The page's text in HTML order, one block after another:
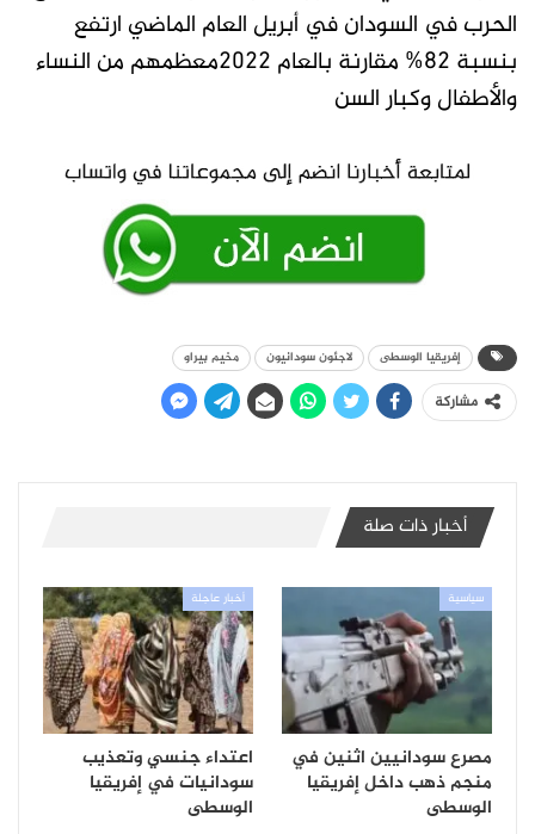
الحرب في السودان في أبريل العام الماضي ارتفع
بنسبة 82% مقارنة بالعام 2022معظمهم من النساء
والأطفال وكبار السن
إفريقيا الوسطى لاجئون سودانيون مخيم بيراو
مشاركة
أخبار ذات صلة
سياسية
مصرع سودانيين اثنين في
منجم ذهب داخل إفريقيا
الوسطى
أخبار عاجلة
اعتداء جنسي وتعذيب
سودانيات في إفريقيا
الوسطى